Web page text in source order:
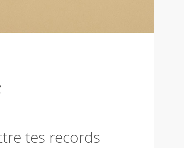
tes records